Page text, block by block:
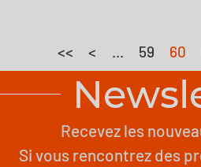
<< < ... 59 60
Recevez les
Si vous rencontrez des